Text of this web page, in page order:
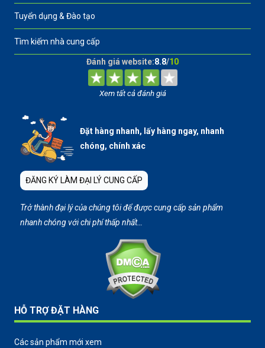
Tuyển dụng & Đào tạo
Tìm kiếm nhà cung cấp
Đánh giá website:8.8/10
Xem tất cả đánh giá
Đặt hàng nhanh, lấy hàng ngay, nhanh
chóng, chính xác
ĐĂNG KÝ LÀM ĐẠI LÝ CUNG CẤP
Trở thành đại lý của chúng tôi để được cung cấp sản phẩm
nhanh chóng với chi phí thấp nhất…
HỖ TRỢ ĐẶT HÀNG
Các sản phẩm mới xem